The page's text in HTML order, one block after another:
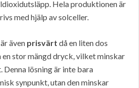
Hela produktionen är
med hjälp av solceller.
även prisvärt då en liten dos
stor mängd dryck, vilket minskar
lösning är inte bara
synpunkt, utan den minskar